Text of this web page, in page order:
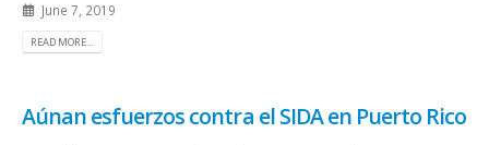
June 7, 2019
READ MORE...
Aúnan esfuerzos contra el SIDA en Puerto Rico